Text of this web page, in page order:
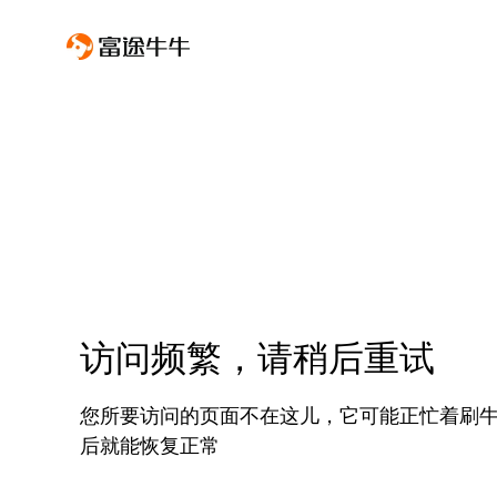
访问频繁，请稍后重试
您所要访问的页面不在这儿，它可能正忙着刷
后就能恢复正常